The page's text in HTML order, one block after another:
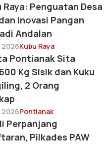
Raya: Penguatan Desa
Inovasi Pangan
Andalan
2026Kubu Raya
Pontianak Sita
Kg Sisik dan Kuku
2 Orang
2026Pontianak
Perpanjang
Pilkades PAW